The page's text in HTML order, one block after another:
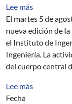
Lee más
El martes 5 de
nueva edición de
el Instituto de
Ingeniería. La
del cuerpo central
Lee más
Fecha